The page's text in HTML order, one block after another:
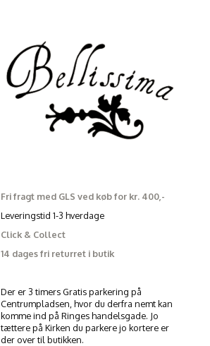
Fri fragt med GLS ved køb for kr. 400,-
Leveringstid 1-3 hverdage
Click & Collect
14 dages fri returret i butik
Der er 3 timers Gratis parkering på
Centrumpladsen, hvor du derfra nemt kan
komme ind på Ringes handelsgade. Jo
tættere på Kirken du parkere jo kortere er
der over til butikken.